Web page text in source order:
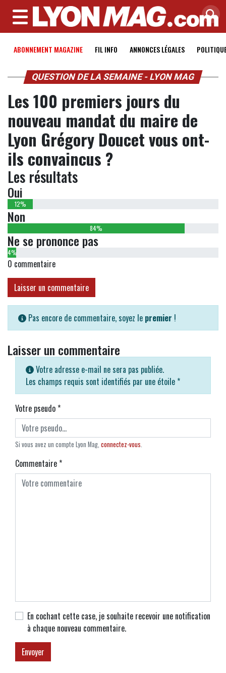
MENU
ABONNEMENT MAGAZINE FIL INFO ANNONCES LÉGALES
QUESTION DE LA SEMAINE - LYON MAG
Les 100 premiers jours du
nouveau mandat du maire de
Lyon Grégory Doucet vous ont-
ils convaincus ?
Les résultats
Oui
12%
Non
84%
Ne se prononce pas
4%
0 commentaire
Laisser un commentaire
Pas encore de commentaire, soyez le premier !
Laisser un commentaire
Votre adresse e-mail ne sera pas publiée.
Les champs requis sont identifiés par une étoile *
Votre pseudo*
Si vous avez un compte Lyon Mag, connectez-vous.
Commentaire*
En cochant cette case, je souhaite recevoir une notification
à chaque nouveau commentaire.